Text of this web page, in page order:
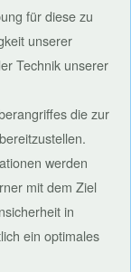
für diese zu
unserer
Technik unserer
die zur
werden
mit dem Ziel
in
ein optimales